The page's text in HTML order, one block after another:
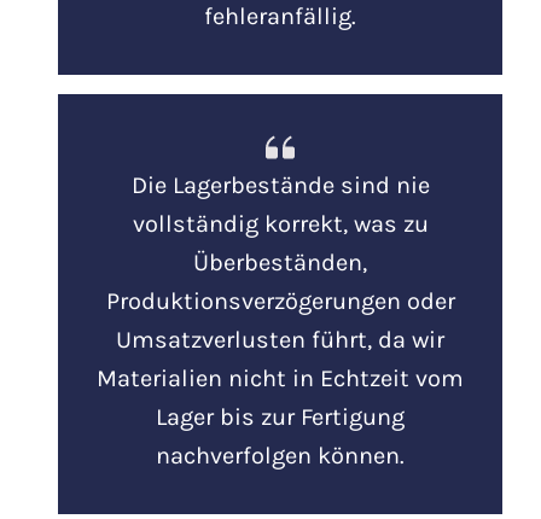
fehleranfällig.
Die Lagerbestände sind nie
vollständig korrekt, was zu
Überbeständen,
Produktionsverzögerungen oder
Umsatzverlusten führt, da wir
Materialien nicht in Echtzeit vom
Lager bis zur Fertigung
nachverfolgen können.